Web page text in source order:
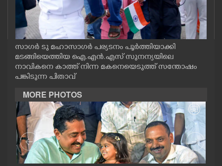
OPINION
PHOTOS
LIFESTYLE
SPIRITUAL
INFO+
ART
സാഗർ ടു മഹാസാഗർ പര്യടനം പൂർത്തിയാക്കി
മടങ്ങിയെത്തിയ ഐ.എൻ.എസ് സുനന്യയിലെ
നാവികനെ കാത്ത് നിന്ന മകനെയെടുത്ത് സന്തോഷം
പങ്കിടുന്ന പിതാവ്
MORE PHOTOS